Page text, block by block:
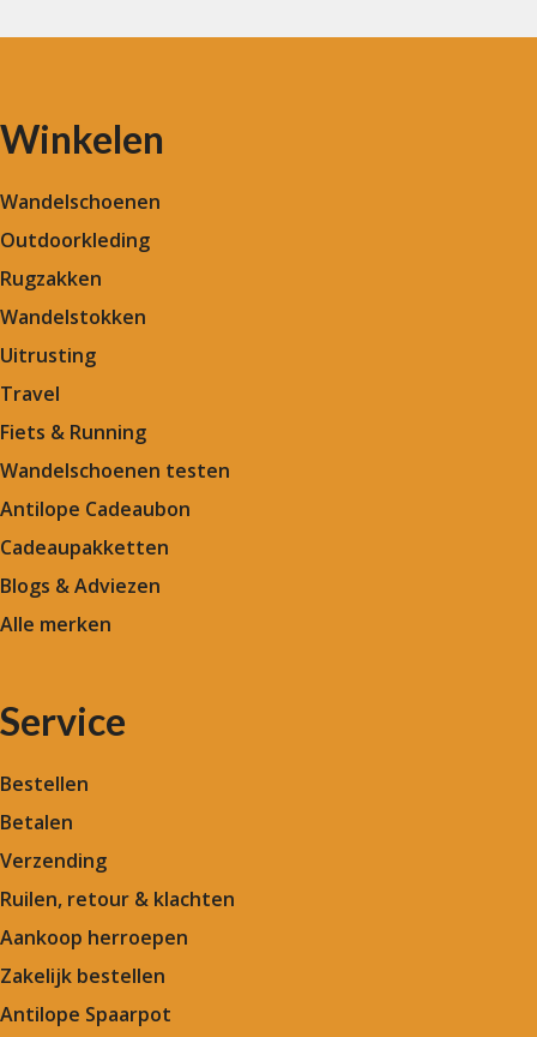
Winkelen
Wandelschoenen
Outdoorkleding
Rugzakken
Wandelstokken
Uitrusting
Travel
Fiets & Running
Wandelschoenen testen
Antilope Cadeaubon
Cadeaupakketten
Blogs & Adviezen
Alle merken
Service
Bestellen
Betalen
Verzending
Ruilen, retour & klachten
Aankoop herroepen
Zakelijk bestellen
Antilope Spaarpot